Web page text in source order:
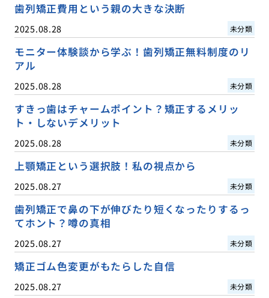
歯列矯正費用という親の大きな決断
2025.08.28 未分類
モニター体験談から学ぶ！歯列矯正無料制度のリ
アル
2025.08.28 未分類
すきっ歯はチャームポイント？矯正するメリッ
ト・しないデメリット
2025.08.28 未分類
上顎矯正という選択肢！私の視点から
2025.08.27 未分類
歯列矯正で鼻の下が伸びたり短くなったりするっ
てホント？噂の真相
2025.08.27 未分類
矯正ゴム色変更がもたらした自信
2025.08.27 未分類